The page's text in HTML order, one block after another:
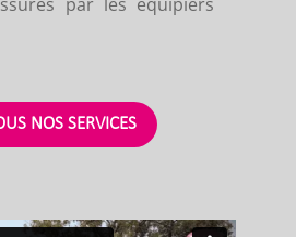
NOS SERVICES